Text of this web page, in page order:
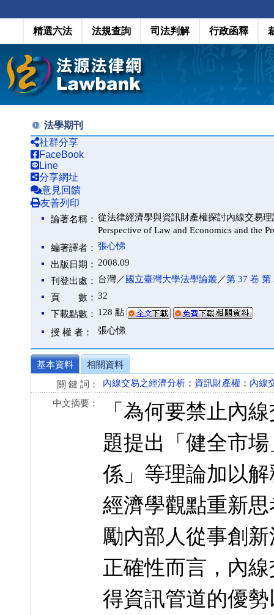
精選六法 法規查詢 司法判解 行政函釋
法學期刊
社群分享
FaceBook
Line
分享網址
意見回饋
友善列印
論著名稱： 從法律經濟學與資訊財產權探討內線交易
Perspective of Law and Economics and the
編著譯者： 張心悌
出版日期： 2008.09
刊登出處： 台灣／ 國立臺灣大學法學論叢／第 37 卷 第
頁 數： 32
下載點數： 128 點
授 權 者： 張心悌
基本資料
相關資料
關 鍵 詞：
內線交易之經濟分析 ； 資訊財產權 ； 內線
中文摘要：
「為何要禁止內
題提出「健全市
係」等理論加以
經濟學觀點重新
勵內部人從事創
正確性而言，內
得資訊管道的優